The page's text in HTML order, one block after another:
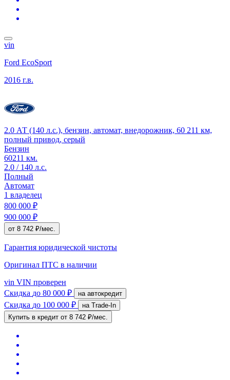
vin
Ford EcoSport
2016 г.в.
2.0 АТ (140 л.с.), бензин, автомат, внедорожник, 60 211 км,
полный привод, серый
Бензин
60211 км.
2.0 / 140 л.с.
Полный
Автомат
1 владелец
800 000 ₽
900 000 ₽
от 8 742 ₽/мес.
Гарантия юридической чистоты
Оригинал ПТС в наличии
vin VIN проверен
Скидка до 80 000 ₽ на автокредит
Скидка до 100 000 ₽
на Trade-In
Купить в кредит от 8 742 ₽/мес.